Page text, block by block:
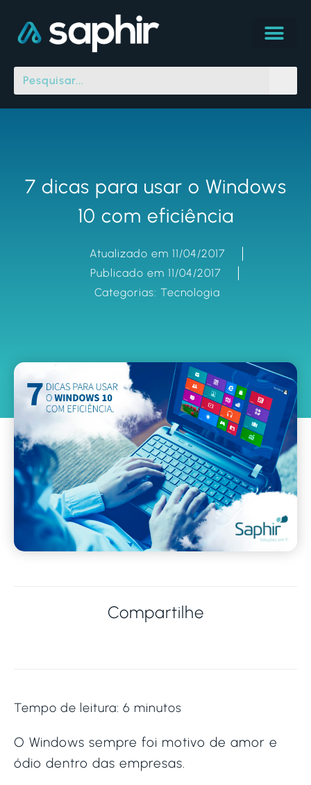
7 dicas para usar o Windows
10 com eficiência
Atualizado em 11/04/2017
Publicado em 11/04/2017
Categorias: Tecnologia
Compartilhe
Tempo de leitura: 6 minutos
O Windows sempre foi motivo de amor e
ódio dentro das empresas.